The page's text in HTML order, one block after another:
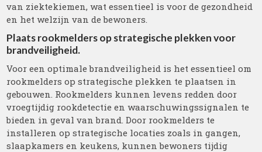
van ziektekiemen, wat essentieel is voor de gezondheid
en het welzijn van de bewoners.
Plaats rookmelders op strategische plekken voor
brandveiligheid.
Voor een optimale brandveiligheid is het essentieel om
rookmelders op strategische plekken te plaatsen in
gebouwen. Rookmelders kunnen levens redden door
vroegtijdig rookdetectie en waarschuwingssignalen te
bieden in geval van brand. Door rookmelders te
installeren op strategische locaties zoals in gangen,
slaapkamers en keukens, kunnen bewoners tijdig